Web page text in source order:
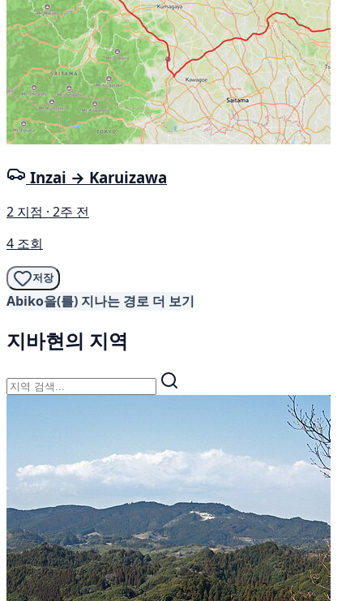
Inzai → Karuizawa
2 지점 · 2주 전
4 조회
저장
Abiko을(를) 지나는 경로 더 보기
지바현의 지역